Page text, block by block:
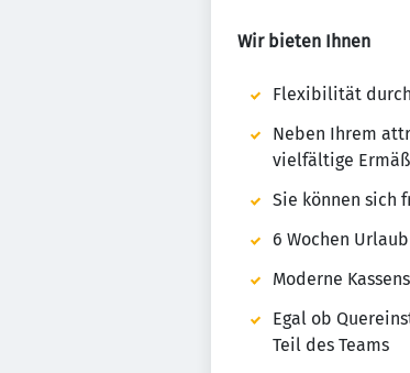
Wir bieten Ihnen
Flexibilität
Neben Ihrem
vielfältige
Sie können sich
6 Wochen
Moderne
Egal ob
Teil des Teams